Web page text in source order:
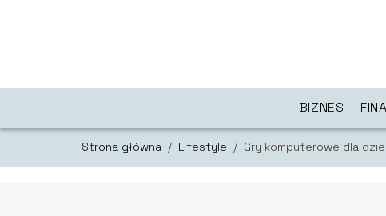
BIZNES
Strona główna / Lifestyle / Gry komputerowe dla